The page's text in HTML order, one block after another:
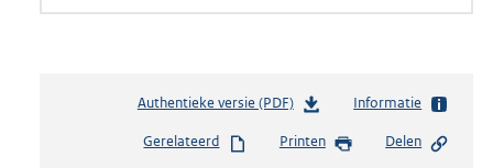
Authentieke versie (PDF)b
s
Informatie
Gerelateerd Printen Delen